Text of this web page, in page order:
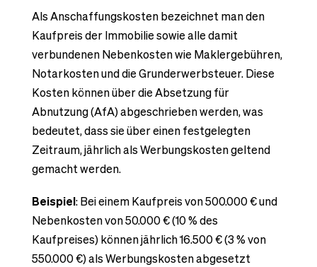
Als Anschaffungskosten bezeichnet man den
Kaufpreis der Immobilie sowie alle damit
verbundenen Nebenkosten wie Maklergebühren,
Notarkosten und die Grunderwerbsteuer. Diese
Kosten können über die Absetzung für
Abnutzung (AfA) abgeschrieben werden, was
bedeutet, dass sie über einen festgelegten
Zeitraum, jährlich als Werbungskosten geltend
gemacht werden.
Beispiel: Bei einem Kaufpreis von 500.000 € und
Nebenkosten von 50.000 € (10 % des
Kaufpreises) können jährlich 16.500 € (3 % von
550.000 €) als Werbungskosten abgesetzt